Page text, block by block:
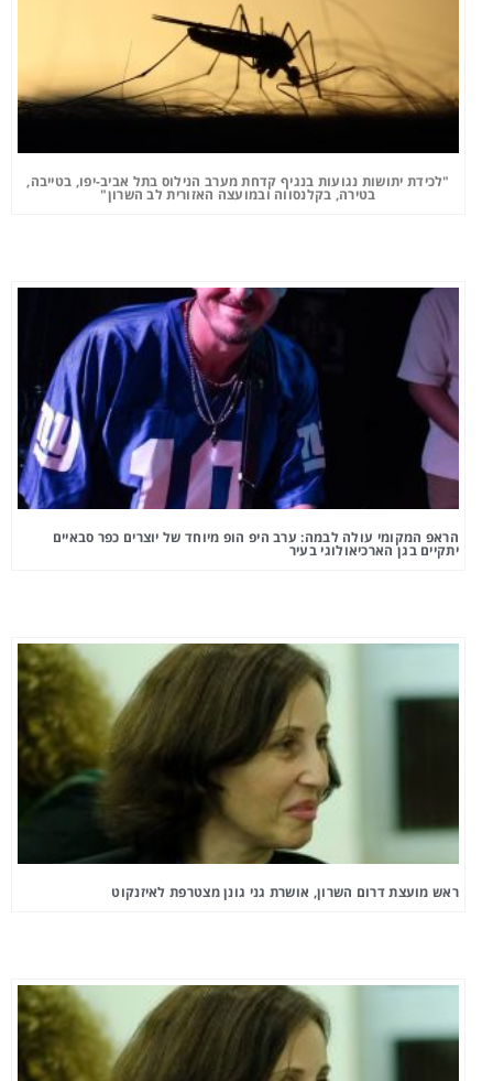
"לכידת יתושות נגועות בנגיף קדחת מערב הנילוס בתל אביב-יפו, בטייבה,
בטירה, בקלנסווה ובמועצה האזורית לב השרון"
הראפ המקומי עולה לבמה: ערב היפ הופ מיוחד של יוצרים כפר סבאיים
יתקיים בגן הארכיאולוגי בעיר
ראש מועצת דרום השרון, אושרת גני גונן מצטרפת לאיזנקוט